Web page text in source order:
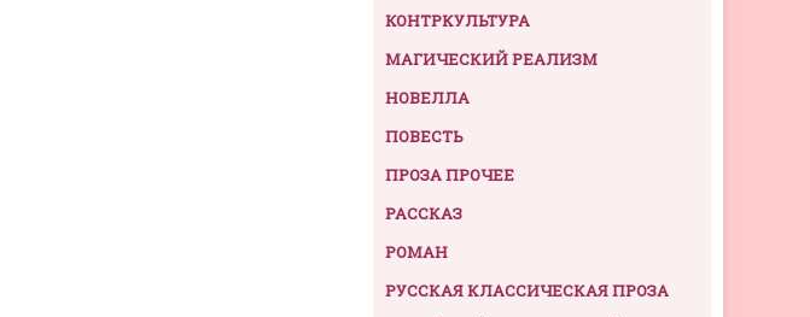
КОНТРКУЛЬТУРА
МАГИЧЕСКИЙ РЕАЛИЗМ
НОВЕЛЛА
ПОВЕСТЬ
ПРОЗА ПРОЧЕЕ
РАССКАЗ
РОМАН
РУССКАЯ КЛАССИЧЕСКАЯ ПРОЗА